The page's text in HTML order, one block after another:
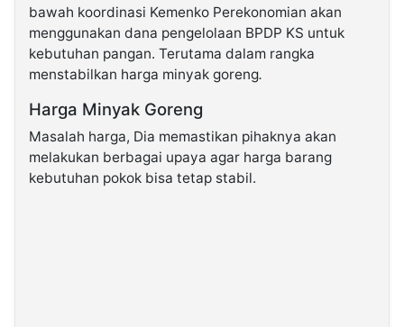
bawah koordinasi Kemenko Perekonomian akan
menggunakan dana pengelolaan BPDP KS untuk
kebutuhan pangan. Terutama dalam rangka
menstabilkan harga minyak goreng.
Harga Minyak Goreng
Masalah harga, Dia memastikan pihaknya akan
melakukan berbagai upaya agar harga barang
kebutuhan pokok bisa tetap stabil.